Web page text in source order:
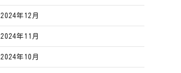
2024年12月
2024年11月
2024年10月